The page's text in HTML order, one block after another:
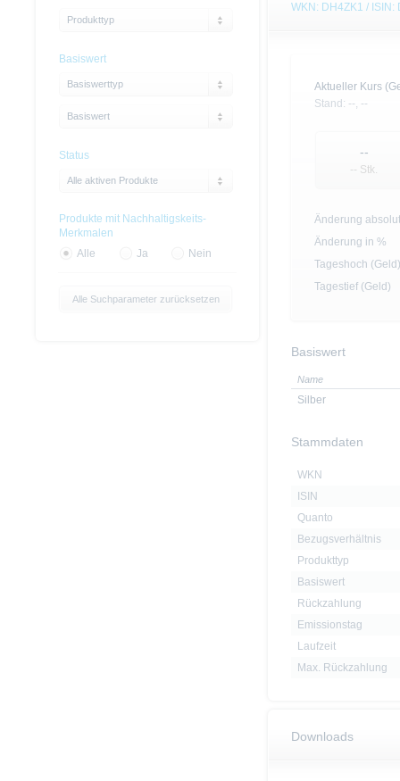
WKN: DH4ZK1 /
Aktueller Kurs
Stand: --, --
--
-- Stk.
Änderung absolut
Änderung in %
Tageshoch (Geld)
Tagestief (Geld)
Basiswert
Name
Silber
Stammdaten
WKN
ISIN
Quanto
Bezugsverhältnis
Produkttyp
Basiswert
Rückzahlung
Emissionstag
Laufzeit
Max. Rückzahlung
Downloads
Produkttyp
Basiswert
Basiswerttyp
Basiswert
Status
Alle aktiven Produkte
Produkte mit Nachhaltigskeits-
Merkmalen
Alle
Ja Nein
Alle Suchparameter zurücksetzen